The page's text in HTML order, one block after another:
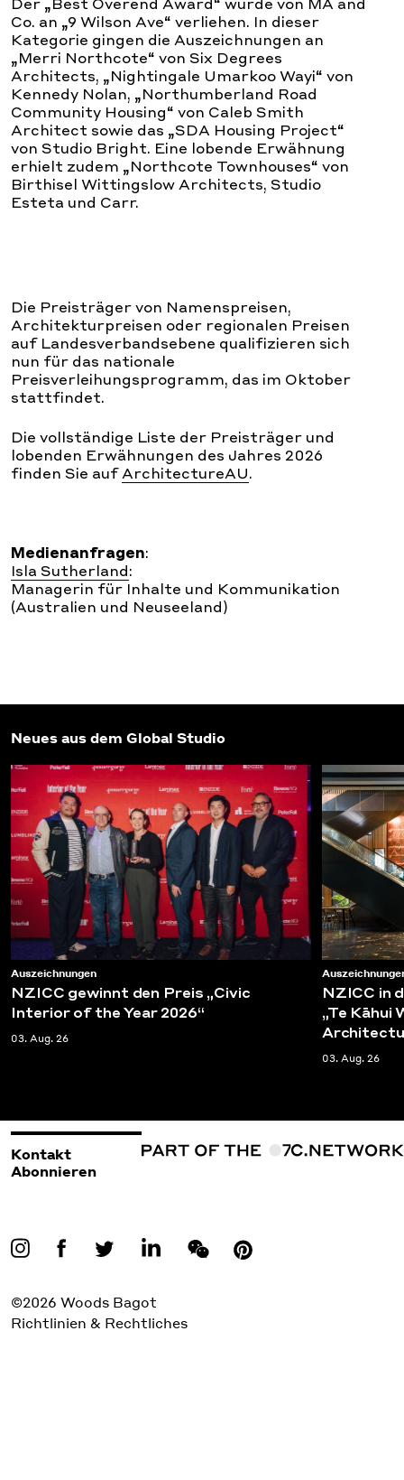
Der „Best Overend Award“ wurde von MA and
Co. an „9 Wilson Ave“ verliehen. In dieser
Kategorie gingen die Auszeichnungen an
„Merri Northcote“ von Six Degrees
Architects, „Nightingale Umarkoo Wayi“ von
Kennedy Nolan, „Northumberland Road
Community Housing“ von Caleb Smith
Architect sowie das „SDA Housing Project“
von Studio Bright. Eine lobende Erwähnung
erhielt zudem „Northcote Townhouses“ von
Birthisel Wittingslow Architects, Studio
Esteta und Carr.
Die Preisträger von Namenspreisen,
Architekturpreisen oder regionalen Preisen
auf Landesverbandsebene qualifizieren sich
nun für das nationale
Preisverleihungsprogramm, das im Oktober
stattfindet.
Die vollständige Liste der Preisträger und
lobenden Erwähnungen des Jahres 2026
finden Sie auf ArchitectureAU.
Medienanfragen:
Isla Sutherland :
Managerin für Inhalte und Kommunikation
(Australien und Neuseeland)
Neues aus dem Global Studio
Auszeichnungen
NZICC gewinnt den Preis „Civic
Interior of the Year 2026“
03. Aug. 26
NZICC in
„Te Kāhui
03. Aug. 26
Kontakt
Abonnieren
©2026 Woods Bagot
Richtlinien & Rechtliches